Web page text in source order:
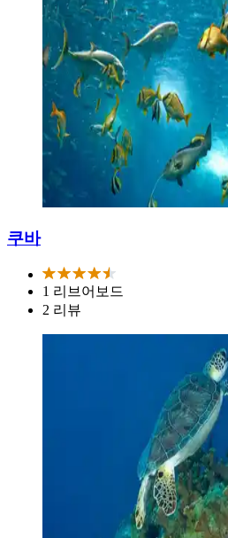
쿠바
1 리브어보드
2 리뷰